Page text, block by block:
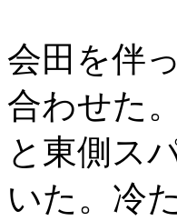
会田を伴
合わせた
と東側ス
いた。冷